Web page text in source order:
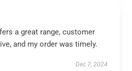
a great range, customer
and my order was timely.
Dec 7, 2024